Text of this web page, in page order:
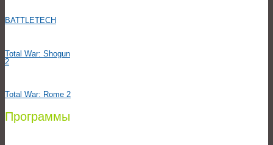
BATTLETECH
Total War: Shogun
2
Total War: Rome 2
Программы